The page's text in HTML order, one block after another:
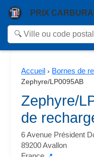
PRIX
Accueil › Bornes de
Zephyre/LP0095AB
Zephyre/
de
6 Avenue Président
89200 Avallon